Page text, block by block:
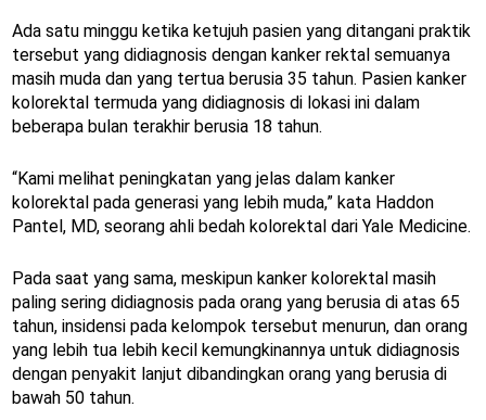
Ada satu minggu ketika ketujuh pasien yang ditangani praktik
tersebut yang didiagnosis dengan kanker rektal semuanya
masih muda dan yang tertua berusia 35 tahun. Pasien kanker
kolorektal termuda yang didiagnosis di lokasi ini dalam
beberapa bulan terakhir berusia 18 tahun.
“Kami melihat peningkatan yang jelas dalam kanker
kolorektal pada generasi yang lebih muda,” kata Haddon
Pantel, MD, seorang ahli bedah kolorektal dari Yale Medicine.
Pada saat yang sama, meskipun kanker kolorektal masih
paling sering didiagnosis pada orang yang berusia di atas 65
tahun, insidensi pada kelompok tersebut menurun, dan orang
yang lebih tua lebih kecil kemungkinannya untuk didiagnosis
dengan penyakit lanjut dibandingkan orang yang berusia di
bawah 50 tahun.